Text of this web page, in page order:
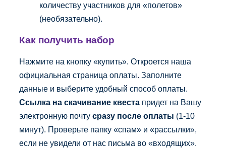
количеству участников для «полетов»
(необязательно).
Как получить набор
Нажмите на кнопку «купить». Откроется наша
официальная страница оплаты. Заполните
данные и выберите удобный способ оплаты.
Ссылка на скачивание квеста придет на Вашу
электронную почту сразу после оплаты (1-10
минут). Проверьте папку «спам» и «рассылки»,
если не увидели от нас письма во «входящих».